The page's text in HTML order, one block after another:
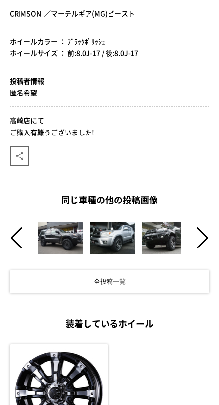
CRIMSON ／マーテルギア(MG)ビースト
ホイールカラー ： ﾌﾞﾗｯｸﾎﾟﾘｯｼｭ
ホイールサイズ ： 前:8.0J-17 / 後:8.0J-17
投稿者情報
匿名希望
高崎店にて
ご購入有難うございました!
同じ車種の他の投稿画像
全投稿一覧
装着しているホイール